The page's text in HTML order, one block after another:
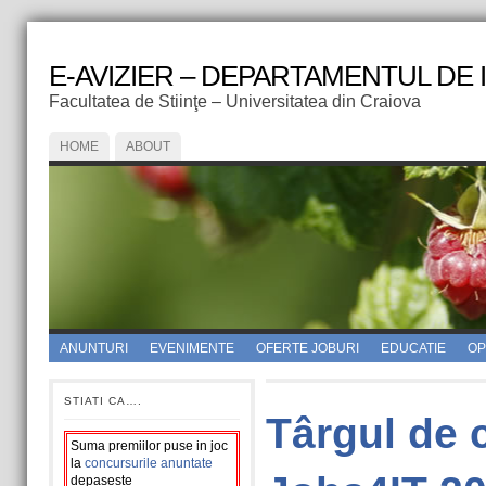
E-AVIZIER – DEPARTAMENTUL DE
Facultatea de Stiinţe – Universitatea din Craiova
HOME ABOUT
ANUNTURI EVENIMENTE OFERTE JOBURI EDUCATIE
STIATI CA….
Suma premiilor puse in joc
la concursurile anuntate
depaseste
Târgul de